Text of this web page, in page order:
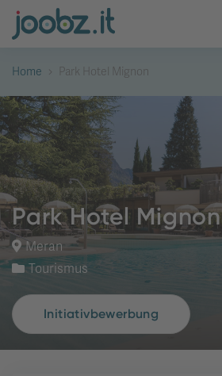
Home Park Hotel Mignon
Park Hotel Mignon
Meran
Tourismus
Initiativbewerbung